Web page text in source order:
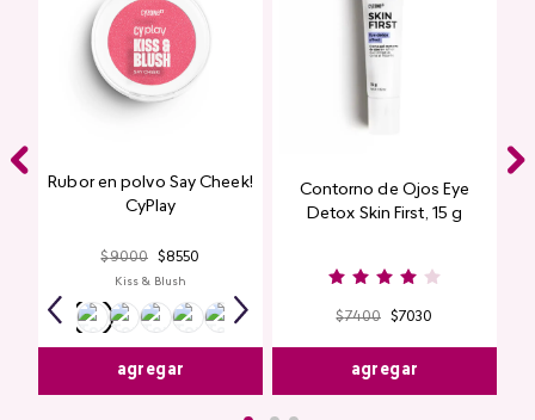
Rubor en polvo Say Cheek!
CyPlay
$9000 $8550
Kiss & Blush
agregar
Contorno de Ojos Eye
Detox Skin First, 15 g
$7400 $7030
agregar